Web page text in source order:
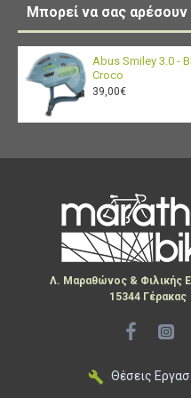
Μπορεί να σας αρέσουν
Abus Smiley 3.0 -
Croco
39,00€
Λ. Μαραθώνος & Φιλικής
15344 Γέρακας
Θέσεις